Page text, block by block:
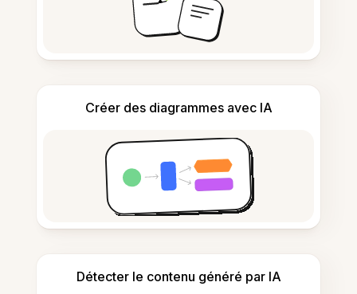
Créer des diagrammes avec IA
Détecter le contenu généré par IA